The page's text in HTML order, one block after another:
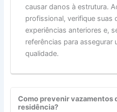
causar danos à estrutura.
profissional, verifique suas
experiências anteriores e,
referências para assegurar
qualidade.
Como prevenir vazamentos
residência?